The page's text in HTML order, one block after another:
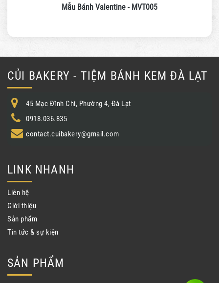
Mẫu Bánh Valentine - MVT005
CỦI BAKERY - TIỆM BÁNH KEM ĐÀ LẠT
45 Mạc Đĩnh Chi, Phường 4, Đà Lạt
0918.036.835
contact.cuibakery@gmail.com
LINK NHANH
Liên hệ
Giới thiệu
Sản phẩm
Tin tức & sự kiện
SẢN PHẨM